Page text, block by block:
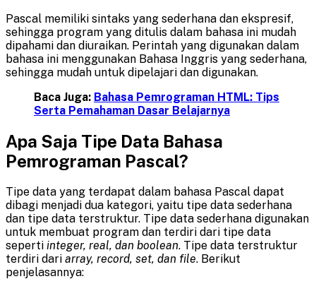
Pascal memiliki sintaks yang sederhana dan ekspresif,
sehingga program yang ditulis dalam bahasa ini mudah
dipahami dan diuraikan. Perintah yang digunakan dalam
bahasa ini menggunakan Bahasa Inggris yang sederhana,
sehingga mudah untuk dipelajari dan digunakan.
Baca Juga: Bahasa Pemrograman HTML: Tips
Serta Pemahaman Dasar Belajarnya
Apa Saja Tipe Data Bahasa
Pemrograman Pascal?
Tipe data yang terdapat dalam bahasa Pascal dapat
dibagi menjadi dua kategori, yaitu tipe data sederhana
dan tipe data terstruktur. Tipe data sederhana digunakan
untuk membuat program dan terdiri dari tipe data
seperti integer, real, dan boolean. Tipe data terstruktur
terdiri dari array, record, set, dan file. Berikut
penjelasannya: